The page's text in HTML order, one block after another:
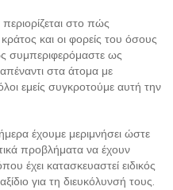
στο πώς
και οι φορείς του όσους
συμπεριφερόμαστε ως
στα άτομα με
εμείς συγκροτούμε αυτή την
έχουμε μεριμνήσει ώστε
προβλήματα να έχουν
έχει κατασκευαστεί ειδικός
για τη διευκόλυνσή τους.